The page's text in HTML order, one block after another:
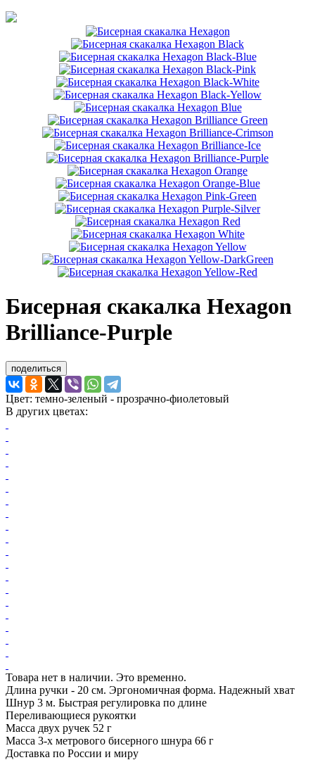
Бисерная скакалка Hexagon
Brilliance-Purple
поделиться
Цвет: темно-зеленый - прозрачно-фиолетовый
В других цветах:
Товара нет в наличии. Это временно.
Длина ручки - 20 см. Эргономичная форма. Надежный хват
Шнур 3 м. Быстрая регулировка по длине
Переливающиеся рукоятки
Масса двух ручек 52 г
Масса 3-х метрового бисерного шнура 66 г
Доставка по России и миру